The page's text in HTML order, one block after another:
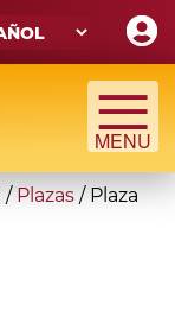
/ Plazas / Plaza